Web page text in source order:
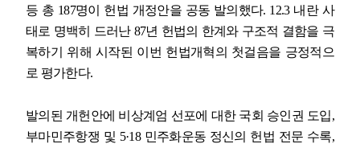
등 총 187명이 헌법 개정안을 공동 발의했다. 12.3 내란 사
태로 명백히 드러난 87년 헌법의 한계와 구조적 결함을 극
복하기 위해 시작된 이번 헌법개혁의 첫걸음을 긍정적으
로 평가한다.
발의된 개헌안에 비상계엄 선포에 대한 국회 승인권 도입,
부마민주항쟁 및 5·18 민주화운동 정신의 헌법 전문 수록,